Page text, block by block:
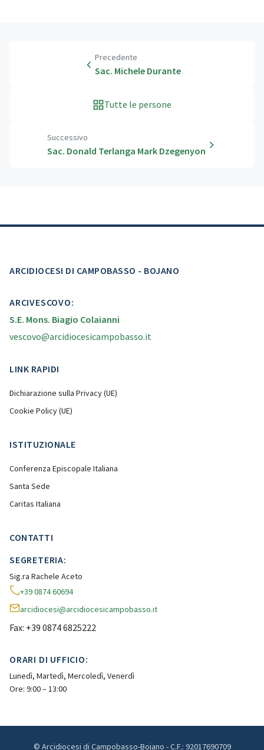
Precedente
Sac. Michele Durante
Tutte le persone
Successivo
Sac. Donald Terlanga Mark Dzegenyon
ARCIDIOCESI DI CAMPOBASSO - BOJANO
ARCIVESCOVO:
S.E. Mons. Biagio Colaianni
vescovo@arcidiocesicampobasso.it
LINK RAPIDI
Dichiarazione sulla Privacy (UE)
Cookie Policy (UE)
ISTITUZIONALE
Conferenza Episcopale Italiana
Santa Sede
Caritas Italiana
CONTATTI
SEGRETERIA:
Sig.ra Rachele Aceto
+39 0874 60694
arcidiocesi@arcidiocesicampobasso.it
Fax: +39 0874 6825222
ORARI DI UFFICIO:
Lunedì, Martedì, Mercoledì, Venerdì
Ore: 9:00 – 13:00
© Arcidiocesi di Campobasso-Bojano - C.F.: 92017690709